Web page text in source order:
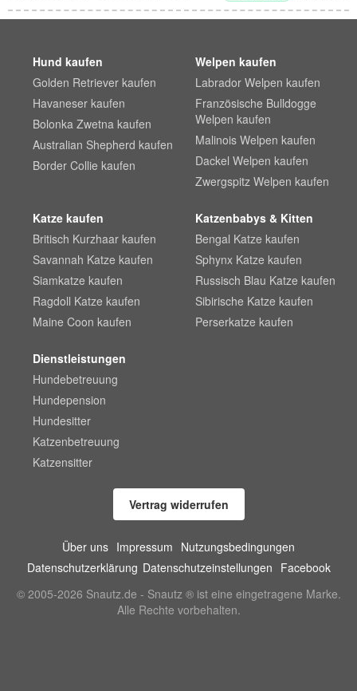
Hund kaufen
Golden Retriever kaufen
Havaneser kaufen
Bolonka Zwetna kaufen
Australian Shepherd kaufen
Border Collie kaufen
Welpen kaufen
Labrador Welpen kaufen
Französische Bulldogge
Welpen kaufen
Malinois Welpen kaufen
Dackel Welpen kaufen
Zwergspitz Welpen kaufen
Katze kaufen
Britisch Kurzhaar kaufen
Savannah Katze kaufen
Siamkatze kaufen
Ragdoll Katze kaufen
Maine Coon kaufen
Katzenbabys & Kitten
Bengal Katze kaufen
Sphynx Katze kaufen
Russisch Blau Katze kaufen
Sibirische Katze kaufen
Perserkatze kaufen
Dienstleistungen
Hundebetreuung
Hundepension
Hundesitter
Katzenbetreuung
Katzensitter
Vertrag widerrufen
Über uns Impressum Nutzungsbedingungen
Datenschutzerklärung Datenschutzeinstellungen Facebook
© 2005-2026 Snautz.de - Snautz ® ist eine eingetragene Marke.
Alle Rechte vorbehalten.